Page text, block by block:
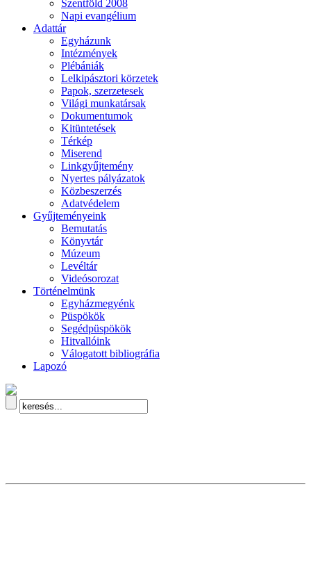
Szentföld 2008
Napi evangélium
Adattár
Egyházunk
Intézmények
Plébániák
Lelkipásztori körzetek
Papok, szerzetesek
Világi munkatársak
Dokumentumok
Kitüntetések
Térkép
Miserend
Linkgyűjtemény
Nyertes pályázatok
Közbeszerzés
Adatvédelem
Gyűjteményeink
Bemutatás
Könyvtár
Múzeum
Levéltár
Videósorozat
Történelmünk
Egyházmegyénk
Püspökök
Segédpüspökök
Hitvallóink
Válogatott bibliográfia
Lapozó